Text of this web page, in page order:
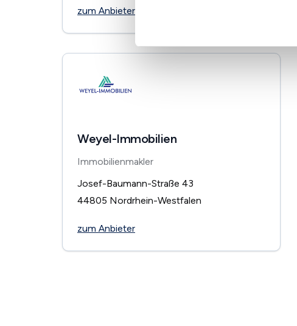
zum Anbieter
Weyel-Immobilien
Immobilienmakler
Josef-Baumann-Straße 43
44805 Nordrhein-Westfalen
zum Anbieter